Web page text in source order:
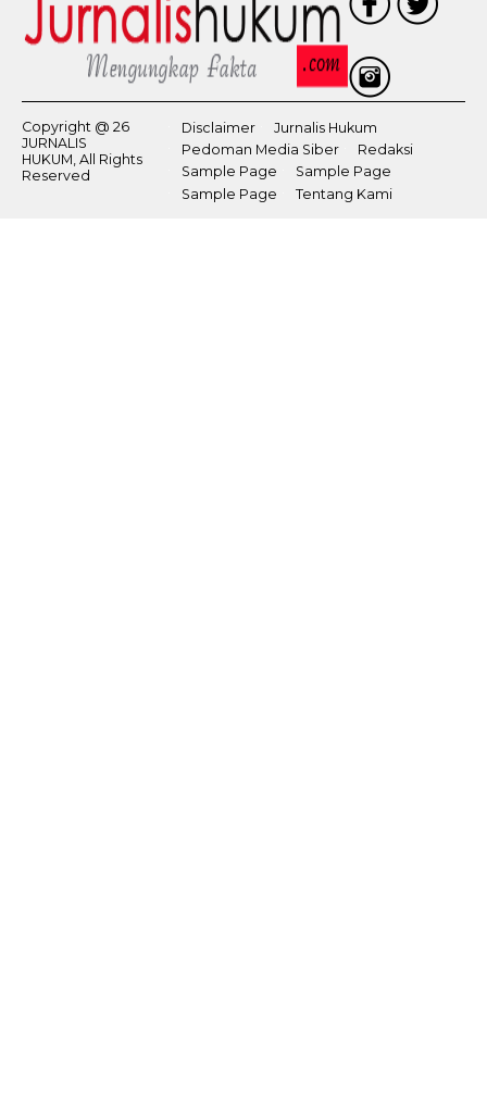
Copyright @ 26
JURNALIS
HUKUM, All Rights
Reserved
Disclaimer
Jurnalis Hukum
Pedoman Media Siber
Redaksi
Sample Page
Sample Page
Sample Page
Tentang Kami